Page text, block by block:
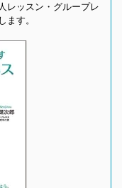
レッスン・グループレ
ます。